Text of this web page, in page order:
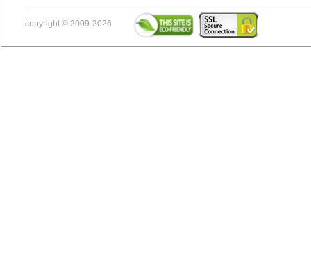
copyright © 2009-2026